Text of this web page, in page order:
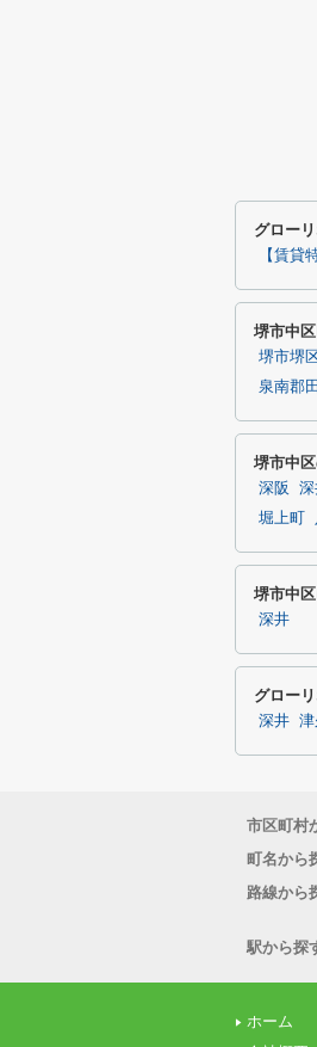
グロー
【賃貸
堺市中
堺市堺区
泉南郡
堺市中
深阪 深
堀上町
堺市中
深井
グロー
深井
市区町村
町名から
路線から
駅から探
ホーム